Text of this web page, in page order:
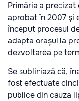
Primăria a precizat
aprobat în 2007 și
început procesul
adapta orașul la
dezvoltarea pe
Se subliniază că,
fost efectuate
publice din cauza